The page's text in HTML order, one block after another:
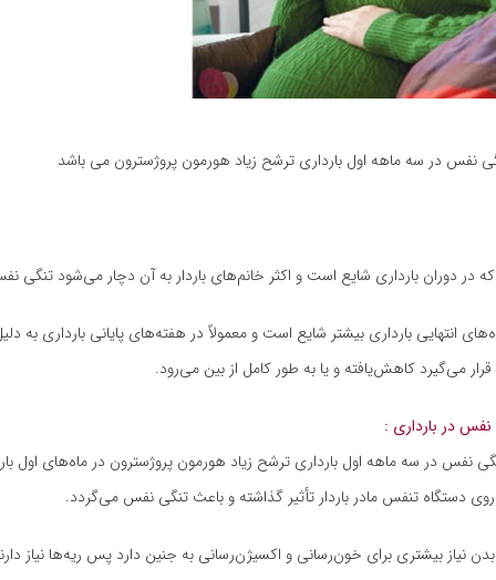
نفس در سه ماهه اول بارداری ترشح زیاد هورمون پروژسترون می باشد
در دوران بارداری شایع است و اکثر خانم‌های باردار به آن دچار می‌شود تنگی
انتهایی بارداری بیشتر شایع است و معمولاً در هفته‌های پایانی بارداری به
می‌گیرد کاهش‌یافته و یا به طور کامل از بین می‌رود.
نفس در بارداری :
نفس در سه ماهه اول بارداری ترشح زیاد هورمون پروژسترون در ماه‌های اول
دستگاه تنفس مادر باردار تأثیر گذاشته و باعث تنگی نفس می‌گردد.
نیاز بیشتری برای خون‌رسانی و اکسیژن‌رسانی به جنین دارد پس ریه‌ها نیاز